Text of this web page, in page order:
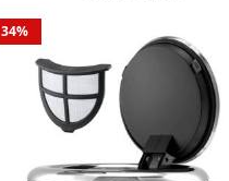
34%